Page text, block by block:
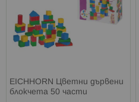
EICHHORN Цветни дървени
блокчета 50 части